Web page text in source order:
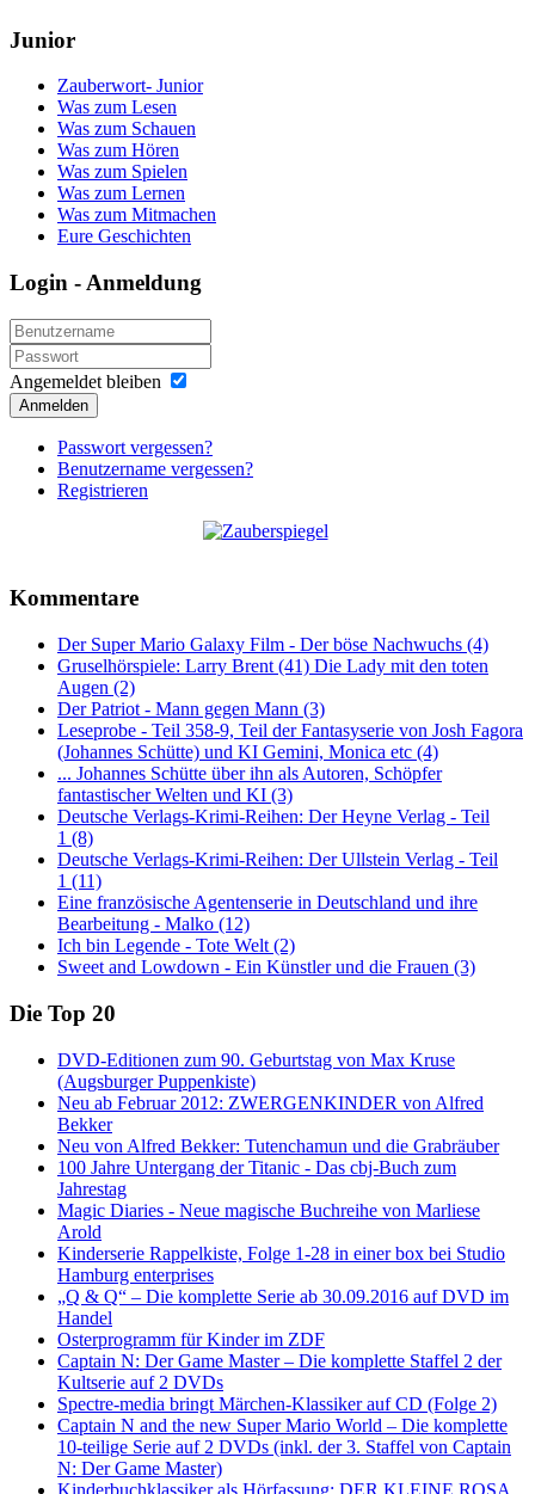
Junior
Zauberwort- Junior
Was zum Lesen
Was zum Schauen
Was zum Hören
Was zum Spielen
Was zum Lernen
Was zum Mitmachen
Eure Geschichten
Login - Anmeldung
Angemeldet bleiben
Anmelden
Passwort vergessen?
Benutzername vergessen?
Registrieren
Kommentare
Der Super Mario Galaxy Film - Der böse Nachwuchs (4)
Gruselhörspiele: Larry Brent (41) Die Lady mit den toten
Augen (2)
Der Patriot - Mann gegen Mann (3)
Leseprobe - Teil 358-9, Teil der Fantasyserie von Josh Fagora
(Johannes Schütte) und KI Gemini, Monica etc (4)
... Johannes Schütte über ihn als Autoren, Schöpfer
fantastischer Welten und KI (3)
Deutsche Verlags-Krimi-Reihen: Der Heyne Verlag - Teil
1 (8)
Deutsche Verlags-Krimi-Reihen: Der Ullstein Verlag - Teil
1 (11)
Eine französische Agentenserie in Deutschland und ihre
Bearbeitung - Malko (12)
Ich bin Legende - Tote Welt (2)
Sweet and Lowdown - Ein Künstler und die Frauen (3)
Die Top 20
DVD-Editionen zum 90. Geburtstag von Max Kruse
(Augsburger Puppenkiste)
Neu ab Februar 2012: ZWERGENKINDER von Alfred
Bekker
Neu von Alfred Bekker: Tutenchamun und die Grabräuber
100 Jahre Untergang der Titanic - Das cbj-Buch zum
Jahrestag
Magic Diaries - Neue magische Buchreihe von Marliese
Arold
Kinderserie Rappelkiste, Folge 1-28 in einer box bei Studio
Hamburg enterprises
„Q & Q“ – Die komplette Serie ab 30.09.2016 auf DVD im
Handel
Osterprogramm für Kinder im ZDF
Captain N: Der Game Master – Die komplette Staffel 2 der
Kultserie auf 2 DVDs
Spectre-media bringt Märchen-Klassiker auf CD (Folge 2)
Captain N and the new Super Mario World – Die komplette
10-teilige Serie auf 2 DVDs (inkl. der 3. Staffel von Captain
N: Der Game Master)
Kinderbuchklassiker als Hörfassung: DER KLEINE ROSA